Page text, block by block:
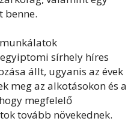
benne.
sírhely híres
állt, ugyanis az évek
meg az alkotásokon és a
megfelelő
tovább növekednek.